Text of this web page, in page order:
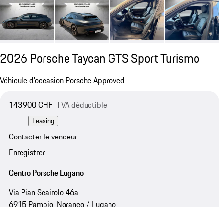
2026 Porsche Taycan GTS Sport Turismo
Véhicule d’occasion Porsche Approved
143 900 CHF TVA déductible
Leasing
Contacter le vendeur
Enregistrer
Centro Porsche Lugano
Via Pian Scairolo 46a
6915 Pambio-Noranco / Lugano